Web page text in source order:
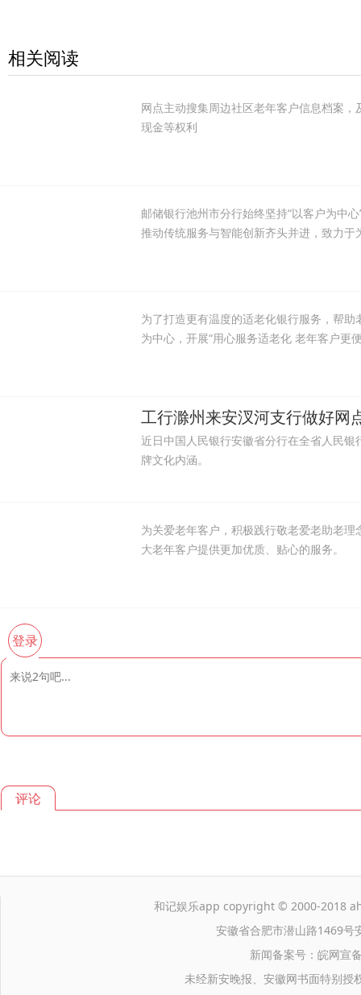
相关阅读
网点主动搜集周边社区老年客户信息档案
现金等权利
邮储银行池州市分行始终坚持“以客户为中
推动传统服务与智能创新齐头并进，致力于
为了打造更有温度的适老化银行服务，帮
为中心，开展“用心服务适老化 老年客户更
工行滁州来安汊河支行做好网
近日中国人民银行安徽省分行在全省人民
牌文化内涵。
为关爱老年客户，积极践行敬老爱老助老
大老年客户提供更加优质、贴心的服务。
登录
评论
和记娱乐app copyright © 2000-2018
安徽省合肥市潜山路1469号
新闻备案号：皖网宣
未经新安晚报、安徽网书面特别授